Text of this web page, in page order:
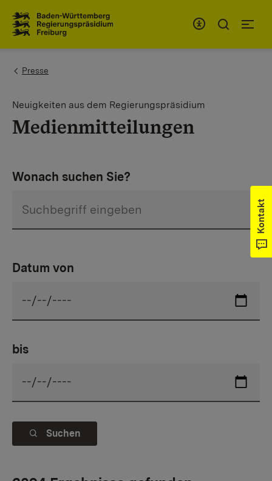
You are here:
Presse
Neuigkeiten aus dem Regierungspräsidium
Medienmitteilungen
Kontakt
Wonach suchen Sie?
Datum von
bis
Suchen